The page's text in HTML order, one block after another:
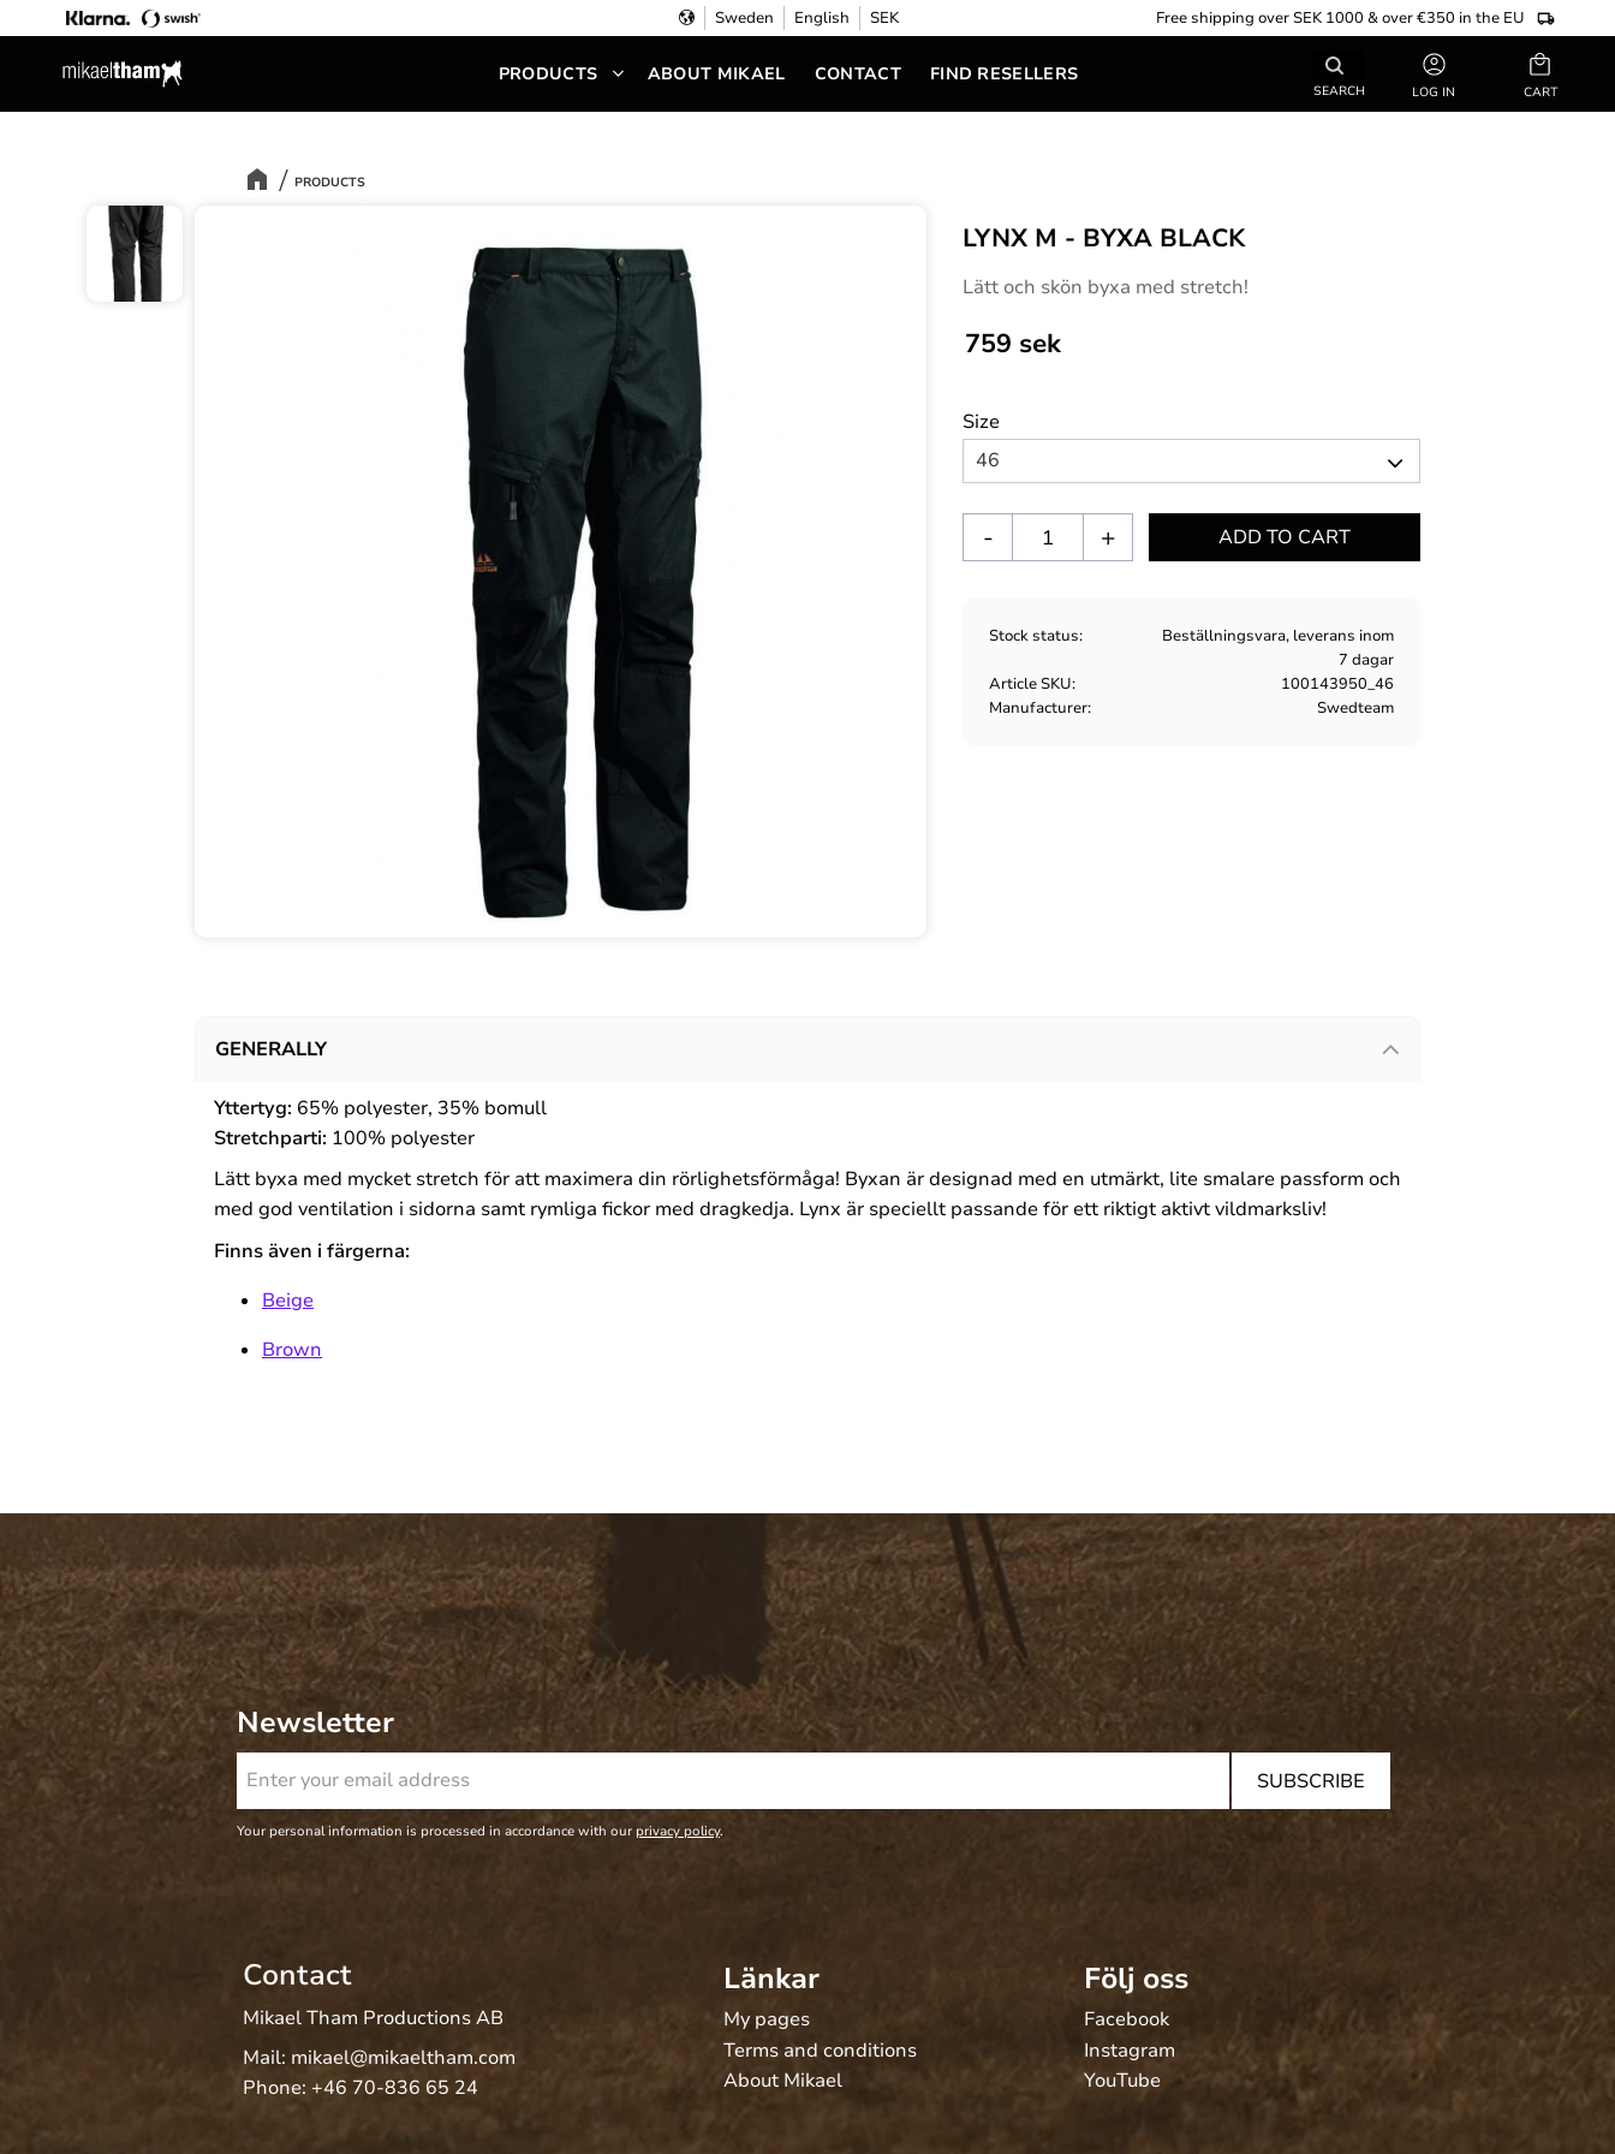
Sweden English SEK Free shipping over SEK 1000 & over €350 in the EU
SEARCH
PRODUCTS ABOUT MIKAEL CONTACT FIND RESELLERS
LOG IN
Basket
PRODUCTS
LYNX M - BYXA BLACK
Lätt och skön byxa med stretch!
759 sek
Size
+
-
Stock status
Beställningsvara, leverans inom
7 dagar
Article SKU
100143950_46
Manufacturer
Swedteam
GENERALLY
Yttertyg: 65% polyester, 35% bomull
Stretchparti: 100% polyester
Lätt byxa med mycket stretch för att maximera din rörlighetsförmåga! Byxan är designad med en utmärkt, lite smalare passform och
med god ventilation i sidorna samt rymliga fickor med dragkedja. Lynx är speciellt passande för ett riktigt aktivt vildmarksliv!
Finns även i färgerna:
Beige
Brown
Newsletter
SUBSCRIBE
Your personal information is processed in accordance with our privacy policy.
Contact
Mikael Tham Productions AB
Mail: mikael@mikaeltham.com
Phone: +46 70-836 65 24
Länkar
My pages
Terms and conditions
About Mikael
Följ oss
Facebook
Instagram
YouTube